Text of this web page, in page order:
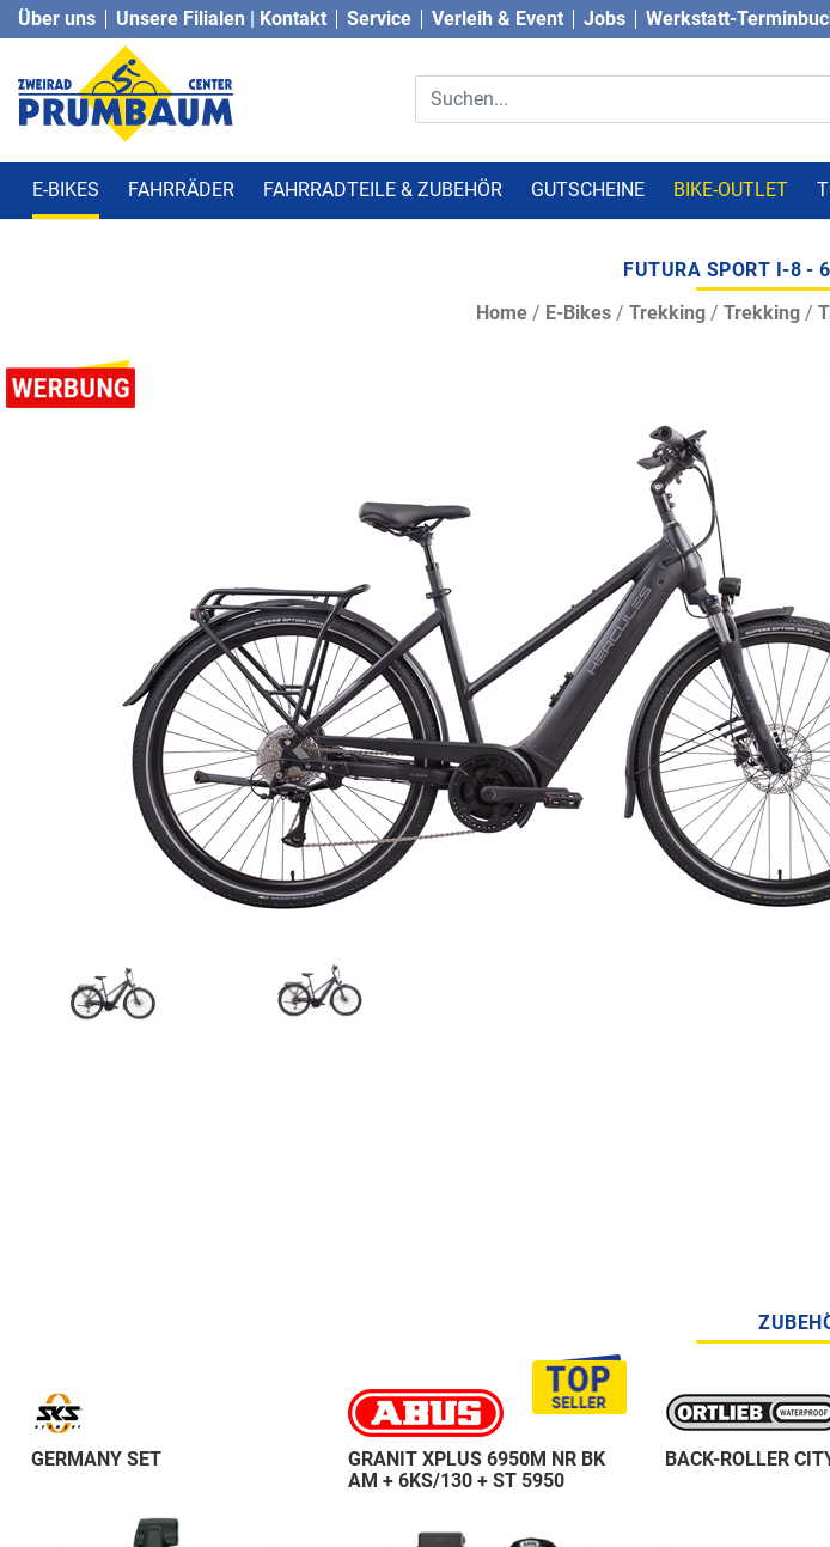
Über uns Unsere Filialen | Kontakt Service Verleih & Event Jobs Werkstatt-
E-BIKES FAHRRÄDER FAHRRADTEILE & ZUBEHÖR GUTSCHEINE BIKE-OUTLET
FUTURA SPORT I-8 -
Home / E-Bikes / Trekking / Trekking /
GERMANY SET
GRANIT XPLUS 6950M NR BK
AM + 6KS/130 + ST 5950
BACK-ROLLER